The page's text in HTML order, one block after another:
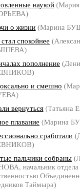
наукой (Мария
о жизни (Марина
спокойнее
пополнение
и смешно
вернуться
плавание (Марина
сработали
пальчики собраны
начальник отдела
Таймыра)